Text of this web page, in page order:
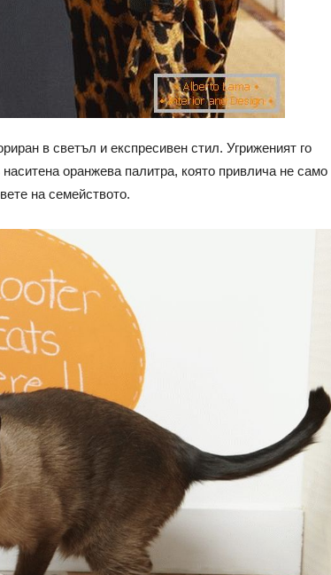
в светъл и експресивен стил. Угриженият го
оранжева палитра, която привлича не само
на семейството.